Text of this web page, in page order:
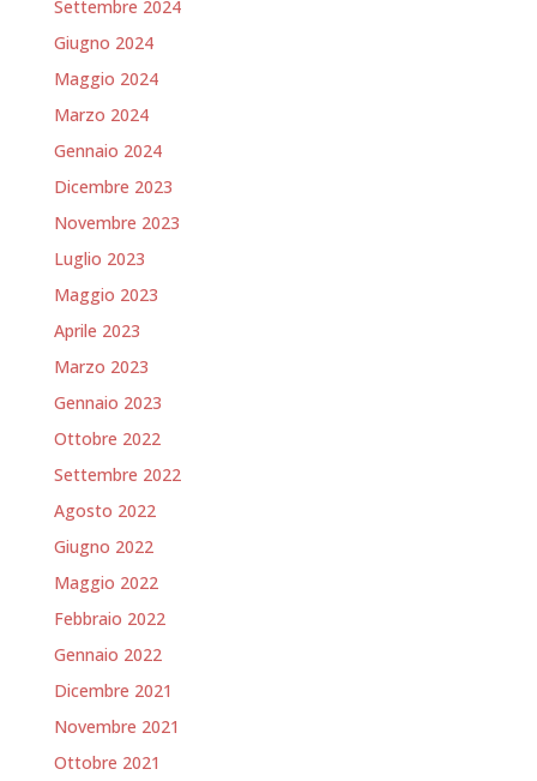
Settembre 2024
Giugno 2024
Maggio 2024
Marzo 2024
Gennaio 2024
Dicembre 2023
Novembre 2023
Luglio 2023
Maggio 2023
Aprile 2023
Marzo 2023
Gennaio 2023
Ottobre 2022
Settembre 2022
Agosto 2022
Giugno 2022
Maggio 2022
Febbraio 2022
Gennaio 2022
Dicembre 2021
Novembre 2021
Ottobre 2021